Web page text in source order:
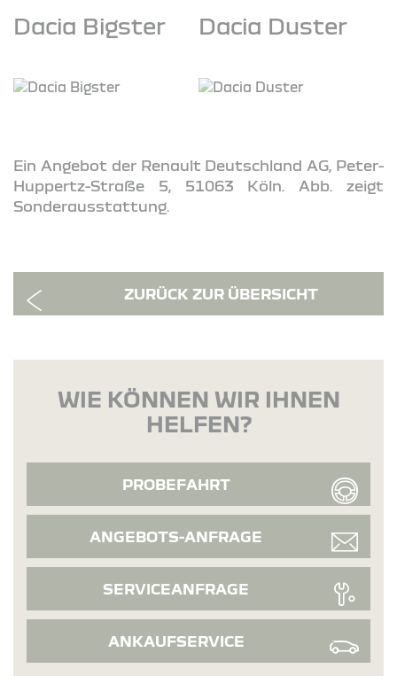
Dacia Bigster Dacia Duster
Ein Angebot der Renault Deutschland AG, Peter-
Huppertz-Straße 5, 51063 Köln. Abb. zeigt
Sonderausstattung.
ZURÜCK ZUR ÜBERSICHT
WIE KÖNNEN WIR IHNEN
HELFEN?
PROBEFAHRT
ANGEBOTS-ANFRAGE
SERVICEANFRAGE
ANKAUFSERVICE